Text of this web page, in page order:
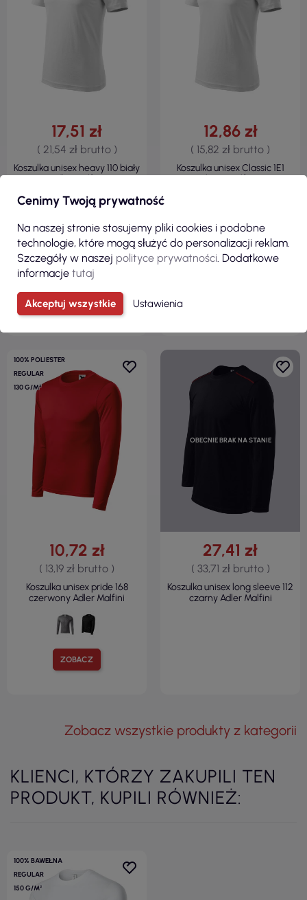
ZOBACZ
17,51 zł
( 21,54 zł brutto )
Koszulka unisex heavy 110 biały
Adler Malfini
12,86 zł
( 15,82 zł brutto )
Koszulka unisex Classic 1E1
biały Malfini
100% POLIESTER
REGULAR
130 G/M²
ZOBACZ
10,72 zł
( 13,19 zł brutto )
Koszulka unisex pride 168
czerwony Adler Malfini
OBECNIE BRAK NA STANIE
27,41 zł
( 33,71 zł brutto )
Koszulka unisex long sleeve 112
czarny Adler Malfini
Zobacz wszystkie produkty z kategorii
KLIENCI, KTÓRZY ZAKUPILI TEN
PRODUKT, KUPILI RÓWNIEŻ:
100% BAWEŁNA
REGULAR
150 G/M²
Cenimy Twoją prywatność
Na naszej stronie stosujemy pliki cookies i podobne
technologie, które mogą służyć do personalizacji reklam.
Szczegóły w naszej polityce prywatności. Dodatkowe
informacje tutaj
Akceptuj wszystkie Ustawienia